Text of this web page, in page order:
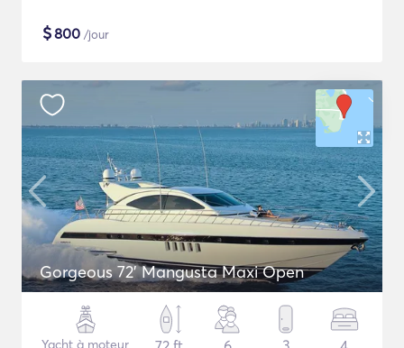
$800 /jour
Gorgeous 72' Mangusta Maxi Open
Yacht à moteur